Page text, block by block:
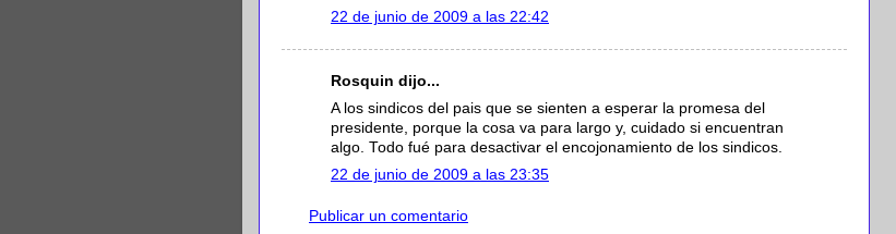
22 de junio de 2009 a las 22:42
Rosquin dijo...
A los sindicos del pais que se sienten a esperar la promesa del
presidente, porque la cosa va para largo y, cuidado si encuentran
algo. Todo fué para desactivar el encojonamiento de los sindicos.
22 de junio de 2009 a las 23:35
Publicar un comentario